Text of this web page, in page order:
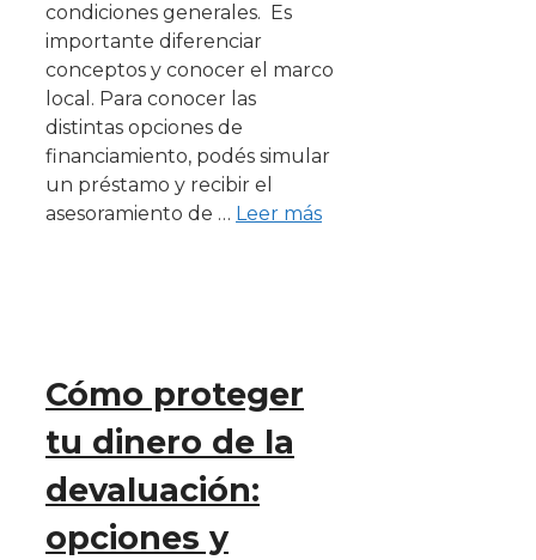
condiciones generales. Es
importante diferenciar
conceptos y conocer el marco
local. Para conocer las
distintas opciones de
financiamiento, podés simular
un préstamo y recibir el
asesoramiento de … Leer más
Cómo proteger
tu dinero de la
devaluación:
opciones y